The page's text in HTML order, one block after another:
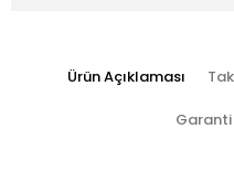
Ürün Açıklaması